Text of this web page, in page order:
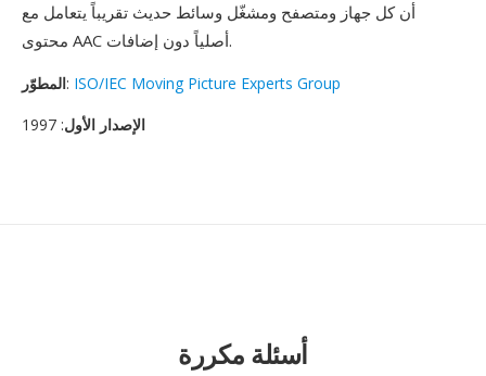
أن كل جهاز ومتصفح ومشغّل وسائط حديث تقريباً يتعامل مع
محتوى AAC أصلياً دون إضافات.
المطوّر: ISO/IEC Moving Picture Experts Group
الإصدار الأول: 1997
أسئلة مكررة